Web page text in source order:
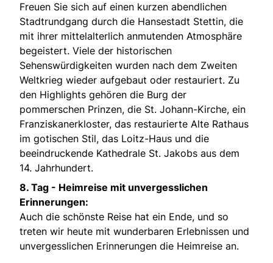
Freuen Sie sich auf einen kurzen abendlichen
Stadtrundgang durch die Hansestadt Stettin, die
mit ihrer mittelalterlich anmutenden Atmosphäre
begeistert. Viele der historischen
Sehenswürdigkeiten wurden nach dem Zweiten
Weltkrieg wieder aufgebaut oder restauriert. Zu
den Highlights gehören die Burg der
pommerschen Prinzen, die St. Johann-Kirche, ein
Franziskanerkloster, das restaurierte Alte Rathaus
im gotischen Stil, das Loitz-Haus und die
beeindruckende Kathedrale St. Jakobs aus dem
14. Jahrhundert.
8. Tag - Heimreise mit unvergesslichen
Erinnerungen:
Auch die schönste Reise hat ein Ende, und so
treten wir heute mit wunderbaren Erlebnissen und
unvergesslichen Erinnerungen die Heimreise an.